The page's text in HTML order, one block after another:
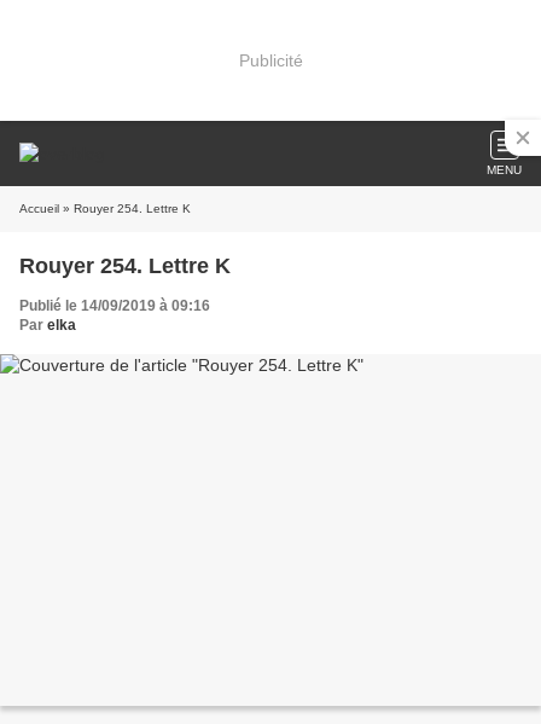
Publicité
MENU
Accueil » Rouyer 254. Lettre K
Rouyer 254. Lettre K
Publié le 14/09/2019 à 09:16
Par elka